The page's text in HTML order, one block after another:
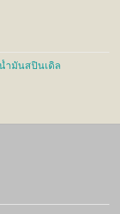
ำมันสปินเดิล